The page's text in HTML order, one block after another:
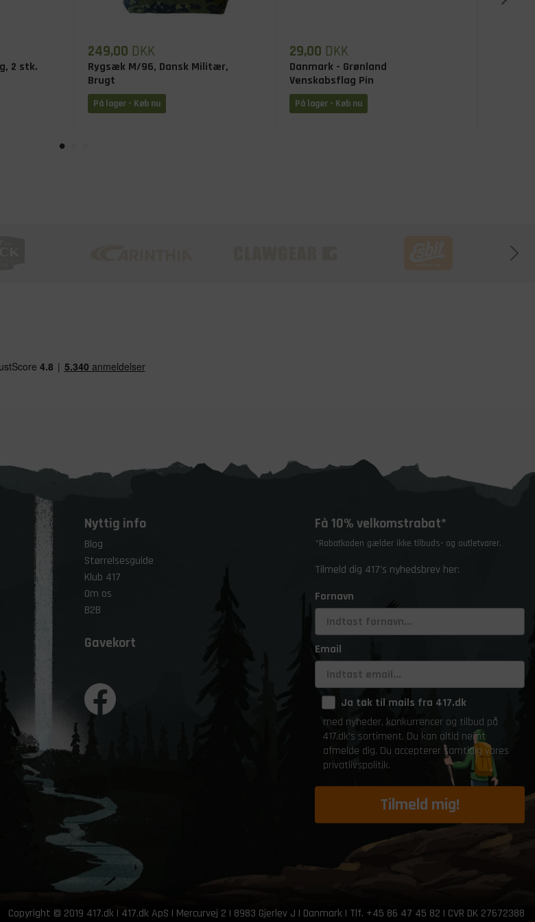
2 stk.
249,00 DKK
Rygsæk M/96, Dansk Militær,
Brugt
På lager - Køb nu
29,00 DKK
Danmark - Grønland
Venskabsflag Pin
På lager - Køb nu
Nyttig info
Blog
Størrelsesguide
Klub 417
Om os
B2B
Gavekort
Få 10% velkomstrabat*
*Rabatkoden gælder ikke tilbuds- og outletvarer.
Tilmeld dig 417's nyhedsbrev her:
Fornavn
Email
Ja tak til mails fra 417.dk
med nyheder, konkurrencer og tilbud på
417.dk's sortiment. Du kan altid nemt
afmelde dig. Du accepterer samtidig vores
privatlivspolitik.
Tilmeld mig!
Copyright © 2019 417.dk | 417.dk ApS | Mercurvej 2 | 8983 Gjerlev J | Danmark | Tlf. +45 86 47 45 82 | CVR DK 27672388